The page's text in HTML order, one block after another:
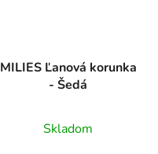
MILIES Ľanová korunka
- Šedá
Skladom